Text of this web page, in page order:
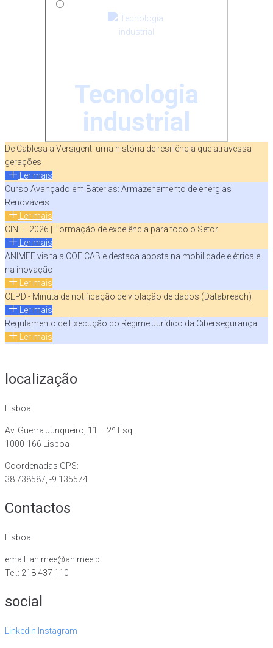
Tecnologia
industrial
De Cablesa a Versigent: uma história de resiliência que atravessa
gerações
Ler mais
Curso Avançado em Baterias: Armazenamento de energias
Renováveis
Ler mais
CINEL 2026 | Formação de excelência para todo o Setor
Ler mais
ANIMEE visita a COFICAB e destaca aposta na mobilidade elétrica e
na inovação
Ler mais
CEPD - Minuta de notificação de violação de dados (Databreach)
Ler mais
Regulamento de Execução do Regime Jurídico da Cibersegurança
Ler mais
localização
Lisboa
Av. Guerra Junqueiro, 11 – 2º Esq.
1000-166 Lisboa
Coordenadas GPS:
38.738587, -9.135574
Contactos
Lisboa
email: animee@animee.pt
Tel.: 218 437 110
social
Linkedin Instagram